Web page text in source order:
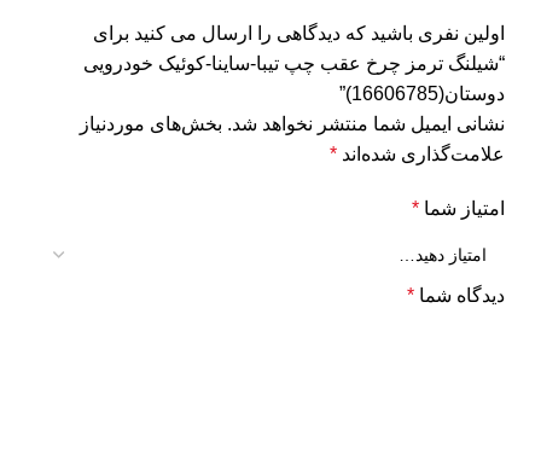
اولین نفری باشید که دیدگاهی را ارسال می کنید برای
“شیلنگ ترمز چرخ عقب چپ تیبا-ساینا-کوئیک خودرویی
دوستان(16606785)”
نشانی ایمیل شما منتشر نخواهد شد. بخش‌های موردنیاز
علامت‌گذاری شده‌اند *
امتیاز شما *
دیدگاه شما *